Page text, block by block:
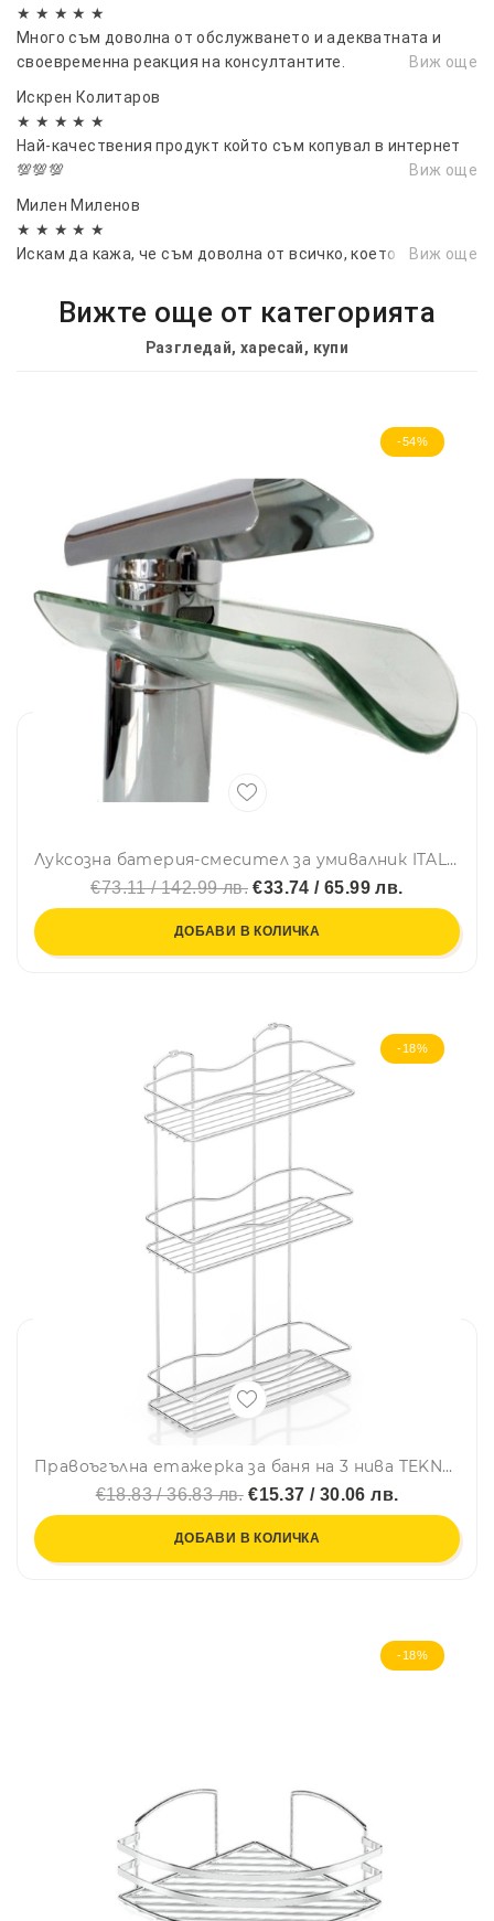
★ ★ ★ ★ ★
Много съм доволна от обслужването и адекватната и
своевременна реакция на консултантите.
Виж още
Искрен Колитаров
★ ★ ★ ★ ★
Най-качествения продукт който съм копувал в интернет
💯💯💯
Виж още
Милен Миленов
★ ★ ★ ★ ★
Искам да кажа, че съм доволна от всичко, което поръчах.
Виж още
Вижте още от категорията
Разгледай, харесай, купи
-54%
Луксозна батерия-смесител за умивалник ITALOMIX 8001 GLASS RIVER-с елегантен стъклен улей
€73.11 / 142.99 лв. €33.74 / 65.99 лв.
ДОБАВИ В КОЛИЧКА
-18%
Правоъгълна етажерка за баня на 3 нива TEKNO TEL BK 013, 30х12х54 см, Закрепване с дюбел, Сребрист
€18.83 / 36.83 лв.€15.37 / 30.06 лв.
ДОБАВИ В КОЛИЧКА
-18%